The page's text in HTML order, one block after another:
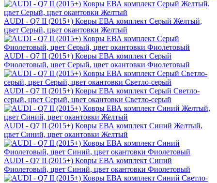
AUDI - Q7 II (2015+) Ковры ЕВА комплект Серый Желтый,
цвет Серый, цвет окантовки Желтый
AUDI - Q7 II (2015+) Ковры ЕВА комплект Серый
Фиолетовый, цвет Серый, цвет окантовки Фиолетовый
AUDI - Q7 II (2015+) Ковры ЕВА комплект Серый Светло-
серый, цвет Серый, цвет окантовки Светло-серый
AUDI - Q7 II (2015+) Ковры ЕВА комплект Синий Желтый,
цвет Синий, цвет окантовки Желтый
AUDI - Q7 II (2015+) Ковры ЕВА комплект Синий
Фиолетовый, цвет Синий, цвет окантовки Фиолетовый